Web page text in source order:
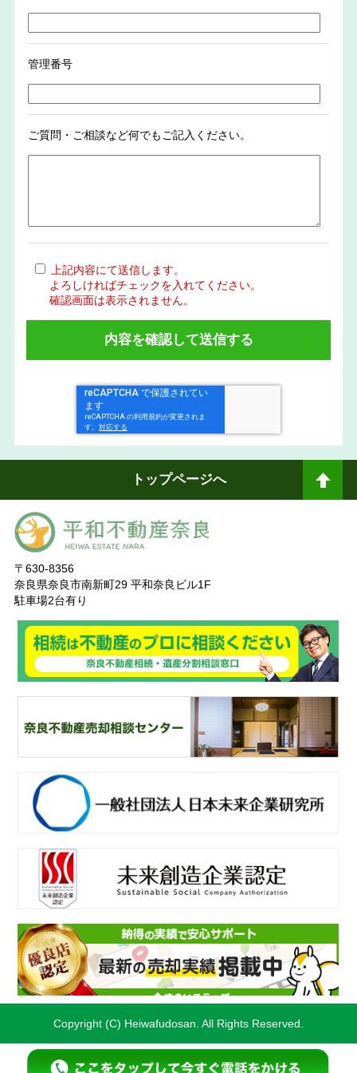
管理番号
ご質問・ご相談など何でもご記入ください。
上記内容にて送信します。
よろしければチェックを入れてください。
確認画面は表示されません。
トップページへ
ージトップへ
〒630-8356
奈良県奈良市南新町29 平和奈良ビル1F
駐車場2台有り
良不動産相続・遺産分割相談窓口
般社団法人日本未来企業研究所
来創造企業認定
Copyright (C) Heiwafudosan. All Rights Reserved.